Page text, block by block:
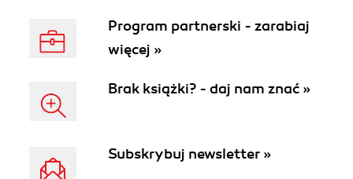
Program partnerski - zarabiaj
więcej »
Brak książki? - daj nam znać »
Subskrybuj newsletter »